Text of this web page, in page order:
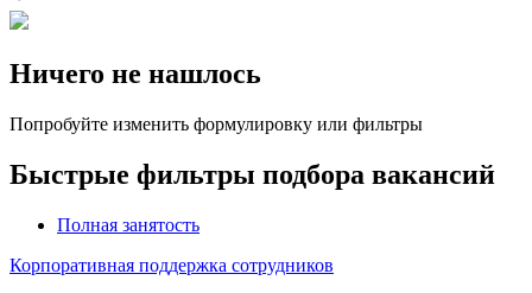
Ничего не нашлось
Попробуйте изменить формулировку или фильтры
Быстрые фильтры подбора вакансий
Полная занятость
Корпоративная поддержка сотрудников